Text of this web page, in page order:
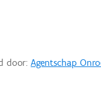
door:Agentschap